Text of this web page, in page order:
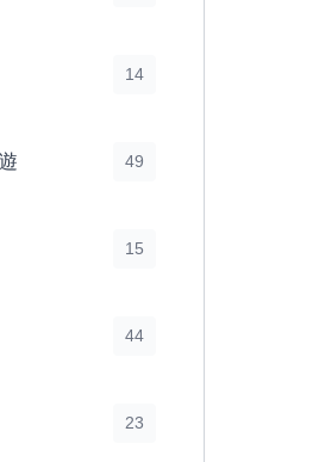
14
49
15
44
23